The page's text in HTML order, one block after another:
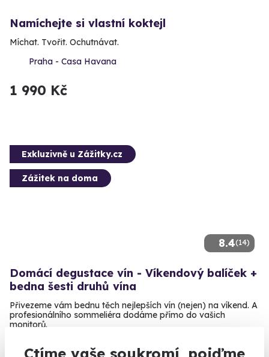
Namíchejte si vlastní koktejl
Míchat. Tvořit. Ochutnávat.
Praha - Casa Havana
1 990 Kč
8.4(14)
Exkluzivně u Zážitky.cz
Zážitek na doma
Domácí degustace vín - Víkendový balíček +
bedna šesti druhů vína
Přivezeme vám bednu těch nejlepších vín (nejen) na víkend. A
profesionálního sommeliéra dodáme přímo do vašich
monitorů.